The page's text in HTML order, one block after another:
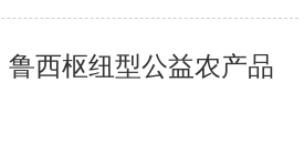
西枢纽型公益农产品